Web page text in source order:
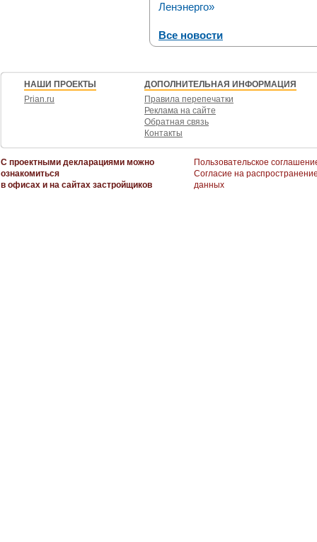
Ленэнерго»
Все новости
НАШИ ПРОЕКТЫ
Prian.ru
ДОПОЛНИТЕЛЬНАЯ ИНФОРМАЦИЯ
Правила перепечатки
Реклама на сайте
Обратная связь
Контакты
С проектными декларациями можно
ознакомиться
в офисах и на сайтах застройщиков
Пользовательское
Согласие на
данных